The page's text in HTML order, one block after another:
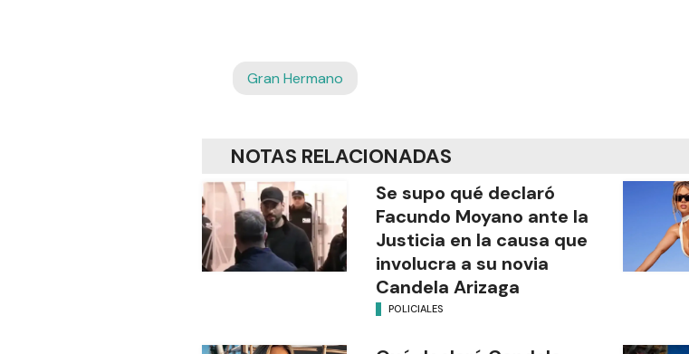
Gran Hermano
NOTAS RELACIONADAS
Se supo qué declaró
Facundo Moyano ante la
Justicia en la causa que
involucra a su novia
Candela Arizaga
POLICIALES